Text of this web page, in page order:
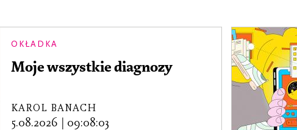
OKŁADKA
Moje wszystkie diagnozy
KAROL BANACH
5.08.2026 09:08:03